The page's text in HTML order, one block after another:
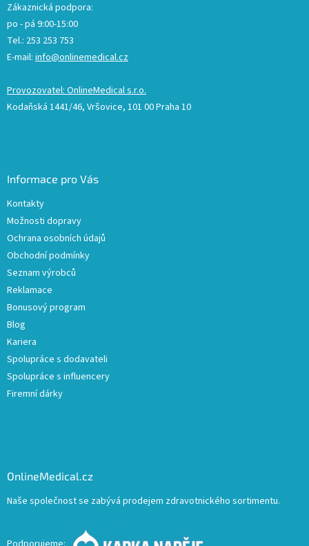
Zákaznická podpora:
po - pá 9:00-15:00
Tel.: 253 253 753
E-mail: info@onlinemedical.cz
Provozovatel: OnlineMedical s.r.o.
Kodaňská 1441/46, Vršovice, 101 00 Praha 10
Informace pro Vás
Kontakty
Možnosti dopravy
Ochrana osobních údajů
Obchodní podmínky
Seznam výrobců
Reklamace
Bonusový program
Blog
Kariera
Spolupráce s dodavateli
Spolupráce s influencery
Firemní dárky
OnlineMedical.cz
Naše společnost se zabývá prodejem zdravotnického sortimentu.